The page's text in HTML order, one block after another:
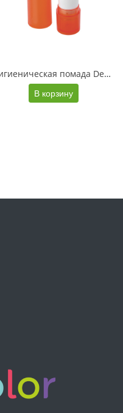
Гигиеническая помада Deale, оранжевый
В корзину